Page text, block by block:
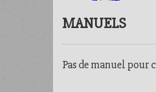
MANUELS
Pas de manuel pour